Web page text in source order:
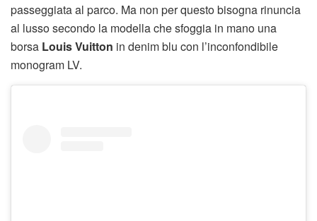
passeggiata al parco. Ma non per questo bisogna rinuncia
al lusso secondo la modella che sfoggia in mano una
borsa Louis Vuitton in denim blu con l’inconfondibile
monogram LV.